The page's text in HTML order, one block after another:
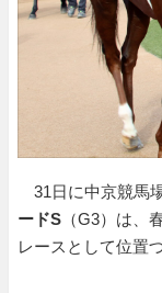
31日に中京競馬
ードS （G3）は、
レースとして位置